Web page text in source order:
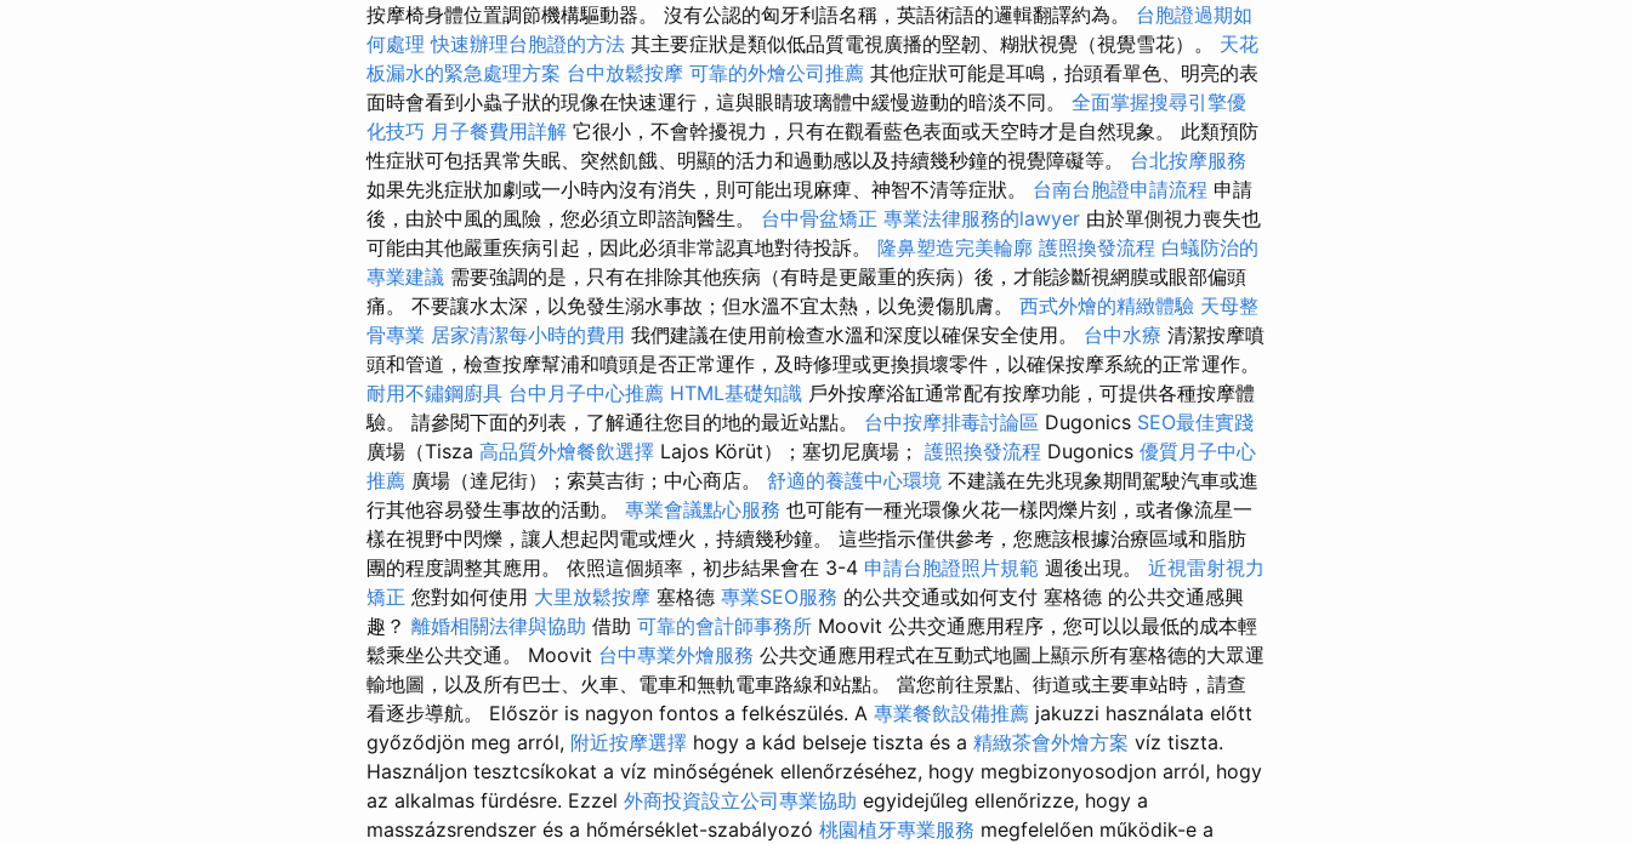
按摩椅身體位置調節機構驅動器。 沒有公認的匈牙利語名稱，英語術語的邏輯翻譯約為。 台胞證過期如
何處理 快速辦理台胞證的方法 其主要症狀是類似低品質電視廣播的堅韌、糊狀視覺（視覺雪花）。 天花
板漏水的緊急處理方案 台中放鬆按摩 可靠的外燴公司推薦 其他症狀可能是耳鳴，抬頭看單色、明亮的表
面時會看到小蟲子狀的現像在快速運行，這與眼睛玻璃體中緩慢遊動的暗淡不同。 全面掌握搜尋引擎優
化技巧 月子餐費用詳解 它很小，不會幹擾視力，只有在觀看藍色表面或天空時才是自然現象。 此類預防
性症狀可包括異常失眠、突然飢餓、明顯的活力和過動感以及持續幾秒鐘的視覺障礙等。 台北按摩服務
如果先兆症狀加劇或一小時內沒有消失，則可能出現麻痺、神智不清等症狀。 台南台胞證申請流程 申請
後，由於中風的風險，您必須立即諮詢醫生。 台中骨盆矯正 專業法律服務的lawyer 由於單側視力喪失也
可能由其他嚴重疾病引起，因此必須非常認真地對待投訴。 隆鼻塑造完美輪廓 護照換發流程 白蟻防治的
專業建議 需要強調的是，只有在排除其他疾病（有時是更嚴重的疾病）後，才能診斷視網膜或眼部偏頭
痛。 不要讓水太深，以免發生溺水事故；但水溫不宜太熱，以免燙傷肌膚。 西式外燴的精緻體驗 天母整
骨專業 居家清潔每小時的費用 我們建議在使用前檢查水溫和深度以確保安全使用。 台中水療 清潔按摩噴
頭和管道，檢查按摩幫浦和噴頭是否正常運作，及時修理或更換損壞零件，以確保按摩系統的正常運作。
耐用不鏽鋼廚具 台中月子中心推薦 HTML基礎知識 戶外按摩浴缸通常配有按摩功能，可提供各種按摩體
驗。 請參閱下面的列表，了解通往您目的地的最近站點。 台中按摩排毒討論區 Dugonics SEO最佳實踐
廣場（Tisza 高品質外燴餐飲選擇 Lajos Körüt）；塞切尼廣場； 護照換發流程 Dugonics 優質月子中心
推薦 廣場（達尼街）；索莫吉街；中心商店。 舒適的養護中心環境 不建議在先兆現象期間駕駛汽車或進
行其他容易發生事故的活動。 專業會議點心服務 也可能有一種光環像火花一樣閃爍片刻，或者像流星一
樣在視野中閃爍，讓人想起閃電或煙火，持續幾秒鐘。 這些指示僅供參考，您應該根據治療區域和脂肪
團的程度調整其應用。 依照這個頻率，初步結果會在 3-4 申請台胞證照片規範 週後出現。 近視雷射視力
矯正 您對如何使用 大里放鬆按摩 塞格德 專業SEO服務 的公共交通或如何支付 塞格德 的公共交通感興
趣？ 離婚相關法律與協助 借助 可靠的會計師事務所 Moovit 公共交通應用程序，您可以以最低的成本輕
鬆乘坐公共交通。 Moovit 台中專業外燴服務 公共交通應用程式在互動式地圖上顯示所有塞格德的大眾運
輸地圖，以及所有巴士、火車、電車和無軌電車路線和站點。 當您前往景點、街道或主要車站時，請查
看逐步導航。 Először is nagyon fontos a felkészülés. A 專業餐飲設備推薦 jakuzzi használata előtt
győződjön meg arról, 附近按摩選擇 hogy a kád belseje tiszta és a 精緻茶會外燴方案 víz tiszta.
Használjon tesztcsíkokat a víz minőségének ellenőrzéséhez, hogy megbizonyosodjon arról, hogy
az alkalmas fürdésre. Ezzel 外商投資設立公司專業協助 egyidejűleg ellenőrizze, hogy a
masszázsrendszer és a hőmérséklet-szabályozó 桃園植牙專業服務 megfelelően működik-e a